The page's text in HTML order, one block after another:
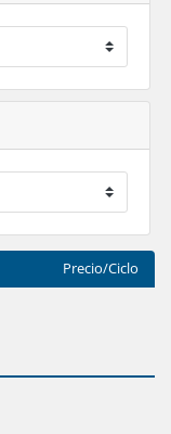
Precio/Ciclo